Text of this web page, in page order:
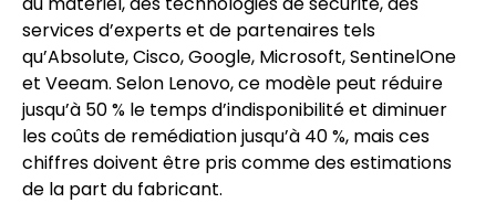
services d’experts et de partenaires tels
qu’Absolute, Cisco, Google, Microsoft, SentinelOne
et Veeam. Selon Lenovo, ce modèle peut réduire
jusqu’à 50 % le temps d’indisponibilité et diminuer
les coûts de remédiation jusqu’à 40 %, mais ces
chiffres doivent être pris comme des estimations
de la part du fabricant.